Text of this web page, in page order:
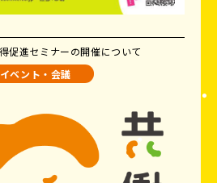
促進セミナーの開催について
イベント・会議